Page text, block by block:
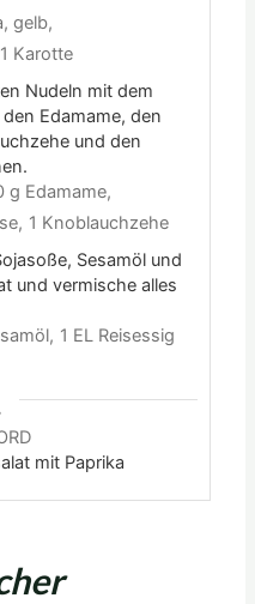
gelb,
1 Karotte
Nudeln mit dem
Edamame, den
und den
g Edamame,
1 Knoblauchzehe
Sesamöl und
und vermische alles
1 EL Reisessig
mit Paprika